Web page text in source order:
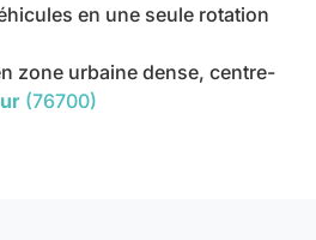
en une seule rotation
zone urbaine dense, centre-
(76700)